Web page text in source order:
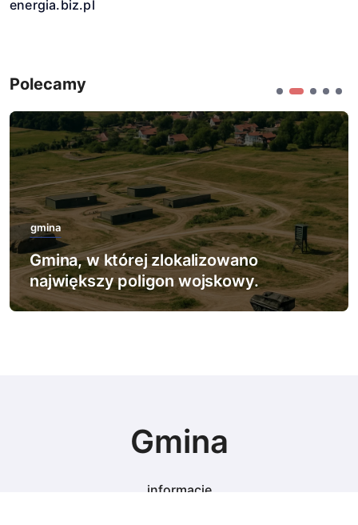
energia.biz.pl
Polecamy
gmina
Gmina, w której zbudowano pierwszy
dom pasywny.
Gmina
informacje